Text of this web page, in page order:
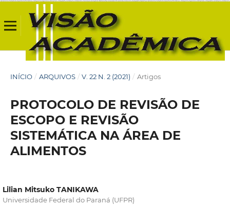
INÍCIO / ARQUIVOS / V. 22 N. 2 (2021) / Artigos
PROTOCOLO DE REVISÃO DE
ESCOPO E REVISÃO
SISTEMÁTICA NA ÁREA DE
ALIMENTOS
Lilian Mitsuko TANIKAWA
Universidade Federal do Paraná (UFPR)